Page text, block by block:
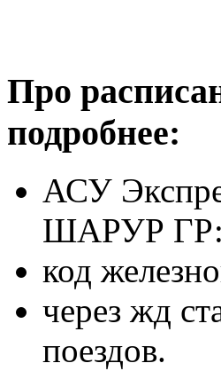
Про
подробнее:
АСУ
ШАРУР ГР:
код
через жд
поездов.